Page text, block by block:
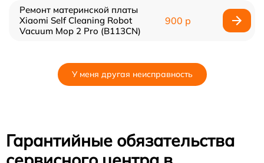
Ремонт материнской платы
Xiaomi Self Cleaning Robot
Vacuum Mop 2 Pro (B113CN)
900 р
У меня другая неисправность
Гарантийные обязательства